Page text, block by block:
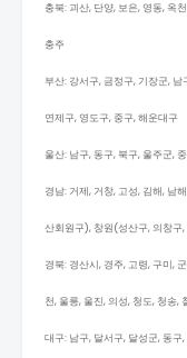
충북: 괴산, 단양, 보은, 영동, 옥
충주
부산: 강서구, 금정구, 기장군,
연제구, 영도구, 중구, 해운대구
울산: 남구, 동구, 북구, 울주군,
경남: 거제, 거창, 고성, 김해, 남
산회원구), 창원(성산구, 의창구
경북: 경산시, 경주, 고령, 구미,
천, 울릉, 울진, 의성, 청도, 청송,
대구: 남구, 달서구, 달성군, 동구